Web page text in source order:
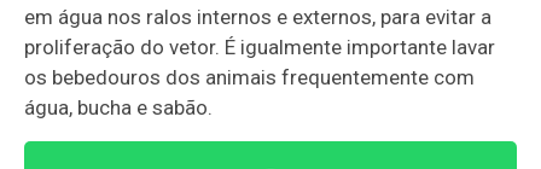
em água nos ralos internos e externos, para evitar a
proliferação do vetor. É igualmente importante lavar
os bebedouros dos animais frequentemente com
água, bucha e sabão.